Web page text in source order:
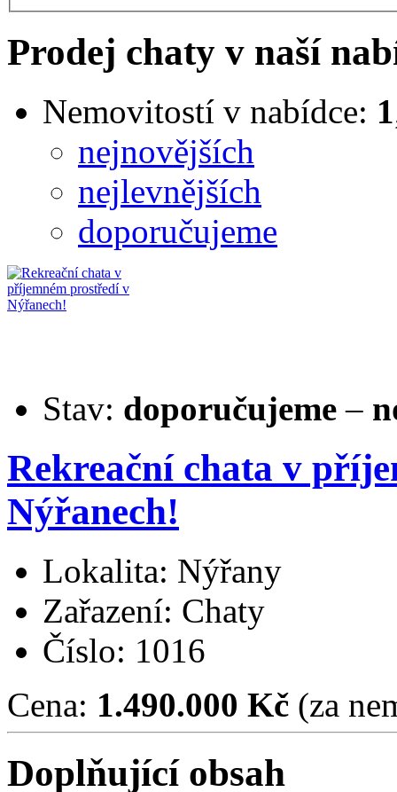
Prodej chaty v naší
Nemovitostí v nabídce: 1
nejnovějších
nejlevnějších
doporučujeme
Stav: doporučujeme –
Rekreační chata v
Nýřanech!
Lokalita: Nýřany
Zařazení: Chaty
Číslo: 1016
Cena: 1.490.000 Kč (za
Doplňující obsah